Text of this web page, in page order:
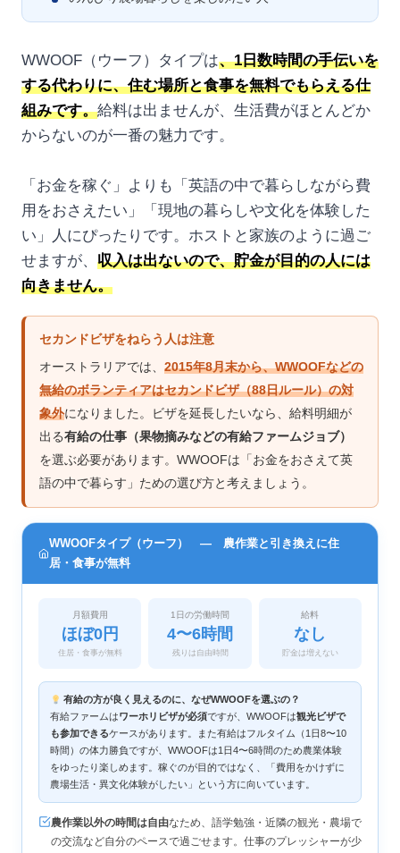
WWOOF（ウーフ）タイプは、1日数時間の手伝いを
する代わりに、住む場所と食事を無料でもらえる仕
組みです。給料は出ませんが、生活費がほとんどか
からないのが一番の魅力です。
「お金を稼ぐ」よりも「英語の中で暮らしながら費
用をおさえたい」「現地の暮らしや文化を体験した
い」人にぴったりです。ホストと家族のように過ご
せますが、 収入は出ないので、貯金が目的の人には
向きません。
セカンドビザをねらう人は注意
オーストラリアでは、 2015年8月末から、WWOOFなどの
無給のボランティアはセカンドビザ（88日ルール）の対
象外になりました。ビザを延長したいなら、給料明細が
出る有給の仕事（果物摘みなどの有給ファームジョブ）
を選ぶ必要があります。WWOOFは「お金をおさえて英
語の中で暮らす」ための選び方と考えましょう。
WWOOFタイプ（ウーフ） ― 農作業と引き換えに住
居・食事が無料
月額費用
ほぼ0円
住居・食事が無料
1日の労働時間
4〜6時間
残りは自由時間
給料
なし
貯金は増えない
有給の方が良く見えるのに、なぜWWOOFを選ぶの？
有給ファームはワーホリビザが必須ですが、WWOOFは観光ビザで
も参加できるケースがあります。また有給はフルタイム（1日8〜10
時間）の体力勝負ですが、WWOOFは1日4〜6時間のため農業体験
をゆったり楽しめます。稼ぐのが目的ではなく、「費用をかけずに
農場生活・異文化体験がしたい」という方に向いています。
農作業以外の時間は自由なため、語学勉強・近隣の観光・農場で
の交流など自分のペースで過ごせます。仕事のプレッシャーが少